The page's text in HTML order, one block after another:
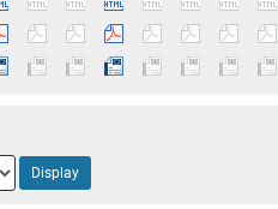
Display